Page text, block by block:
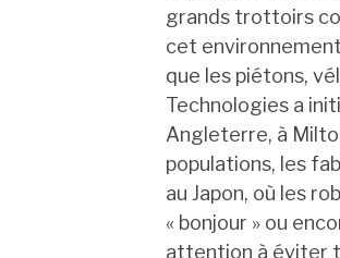
grands trottoirs
cet
que les piétons,
Technologies a
Angleterre, à
populations, les
au Japon, où les
« bonjour » ou
attention à éviter